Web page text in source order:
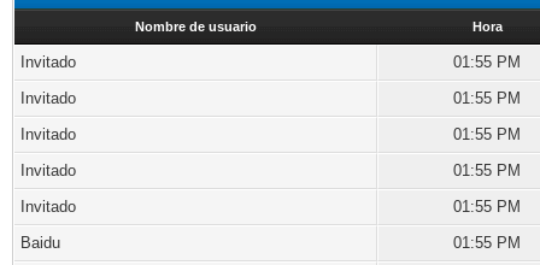
Nombre de usuario Hora
Invitado
01:55 PM
Invitado
01:55 PM
Invitado
01:55 PM
Invitado
01:55 PM
Invitado
01:55 PM
Baidu
01:55 PM